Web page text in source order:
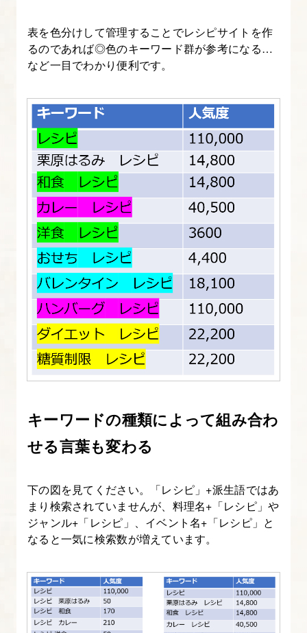
表を色分けして管理することでレシピサイトを作
るのであれば◎色のキーワード群が参考になる…
など一目でわかり便利です。
キーワードの種類によって組み合わ
せる言葉も変わる
下の図を見てください。「レシピ」+派生語ではあ
まり検索されていませんが、料理名+「レシピ」や
ジャンル+「レシピ」、イベント名+「レシピ」と
なると一気に検索数が増えています。